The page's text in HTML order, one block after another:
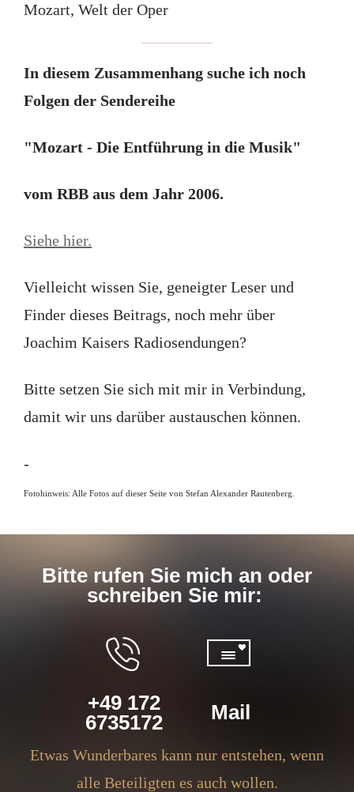
Mozart, Welt der Oper
In diesem Zusammenhang suche ich noch
Folgen der Sendereihe
"Mozart - Die Entführung in die Musik"
vom RBB aus dem Jahr 2006.
Siehe hier.
Vielleicht wissen Sie, geneigter Leser und
Finder dieses Beitrags, noch mehr über
Joachim Kaisers Radiosendungen?
Bitte setzen Sie sich mit mir in Verbindung,
damit wir uns darüber austauschen können.
-
Fotohinweis: Alle Fotos auf dieser Seite von Stefan Alexander Rautenberg.
Bitte rufen Sie mich an oder
schreiben Sie mir:
+49 172
6735172
Mail
Etwas Wunderbares kann nur entstehen, wenn
alle Beteiligten es auch wollen.